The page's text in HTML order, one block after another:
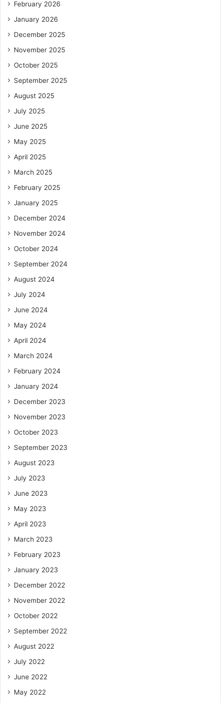
February 2026
January 2026
December 2025
November 2025
October 2025
September 2025
August 2025
July 2025
June 2025
May 2025
April 2025
March 2025
February 2025
January 2025
December 2024
November 2024
October 2024
September 2024
August 2024
July 2024
June 2024
May 2024
April 2024
March 2024
February 2024
January 2024
December 2023
November 2023
October 2023
September 2023
August 2023
July 2023
June 2023
May 2023
April 2023
March 2023
February 2023
January 2023
December 2022
November 2022
October 2022
September 2022
August 2022
July 2022
June 2022
May 2022